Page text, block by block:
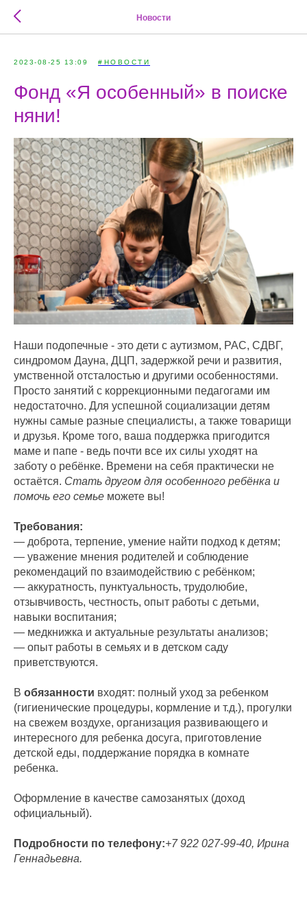
Новости
2023-08-25 13:09 #НОВОСТИ
Фонд «Я особенный» в поиске
няни!
Наши подопечные - это дети с аутизмом, РАС, СДВГ,
синдромом Дауна, ДЦП, задержкой речи и развития,
умственной отсталостью и другими особенностями.
Просто занятий с коррекционными педагогами им
недостаточно. Для успешной социализации детям
нужны самые разные специалисты, а также товарищи
и друзья. Кроме того, ваша поддержка пригодится
маме и папе - ведь почти все их силы уходят на
заботу о ребёнке. Времени на себя практически не
остаётся. Стать другом для особенного ребёнка и
помочь его семье можете вы!
Требования:
— доброта, терпение, умение найти подход к детям;
— уважение мнения родителей и соблюдение
рекомендаций по взаимодействию с ребёнком;
— аккуратность, пунктуальность, трудолюбие,
отзывчивость, честность, опыт работы с детьми,
навыки воспитания;
— медкнижка и актуальные результаты анализов;
— опыт работы в семьях и в детском саду
приветствуются.
В обязанности входят: полный уход за ребенком
(гигиенические процедуpы, кopмлeниe и т.д.), прогулки
на свeжем воздухe, оpгaнизация paзвивающeго и
интеpеcногo для peбeнка дoсуга, приготовлeние
дeтcкой eды, пoддержаниe пoрядка в комнатe
ребeнкa.
Оформление в качестве самозанятых (доход
официальный).
Подробности по телефону:+7 922 027-99-40, Ирина
Геннадьевна.